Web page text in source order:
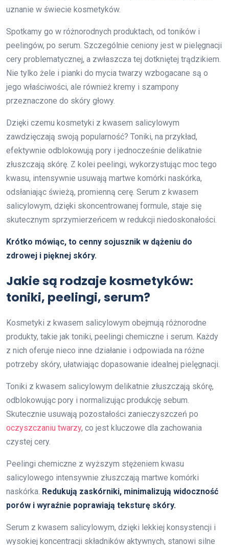
uznanie w świecie kosmetyków.
Spotkamy go w różnorodnych produktach, od toników i
peelingów, po serum. Szczególnie ceniony jest w pielęgnacji
cery problematycznej, a zwłaszcza tej dotkniętej trądzikiem.
Nie tylko żele i pianki do mycia twarzy wzbogacane są o
jego właściwości, ale również kremy i szampony
przeznaczone do skóry głowy.
Dzięki czemu kosmetyki z kwasem salicylowym
zawdzięczają swoją popularność? Toniki, na przykład,
efektywnie odblokowują pory i jednocześnie delikatnie
złuszczają skórę. Z kolei peelingi, wykorzystując moc tego
kwasu, intensywnie usuwają martwe komórki naskórka,
odsłaniając świeżą, promienną cerę. Serum z kwasem
salicylowym, dzięki skoncentrowanej formule, staje się
skutecznym sprzymierzeńcem w redukcji niedoskonałości.
Krótko mówiąc, to cenny sojusznik w dążeniu do
zdrowej i pięknej skóry.
Jakie są rodzaje kosmetyków:
toniki, peelingi, serum?
Kosmetyki z kwasem salicylowym obejmują różnorodne
produkty, takie jak toniki, peelingi chemiczne i serum. Każdy
z nich oferuje nieco inne działanie i odpowiada na różne
potrzeby skóry, ułatwiając dopasowanie idealnej pielęgnacji.
Toniki z kwasem salicylowym delikatnie złuszczają skórę,
odblokowując pory i normalizując produkcję sebum.
Skutecznie usuwają pozostałości zanieczyszczeń po
oczyszczaniu twarzy, co jest kluczowe dla zachowania
czystej cery.
Peelingi chemiczne z wyższym stężeniem kwasu
salicylowego intensywnie złuszczają martwe komórki
naskórka. Redukują zaskórniki, minimalizują widoczność
porów i wyraźnie poprawiają teksturę skóry.
Serum z kwasem salicylowym, dzięki lekkiej konsystencji i
wysokiej koncentracji składników aktywnych, stanowi silne